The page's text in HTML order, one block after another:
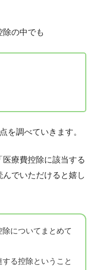
除の中でも
を調べていきます。
医療費控除に該当する
でいただけると嬉し
についてまとめて
る控除ということ